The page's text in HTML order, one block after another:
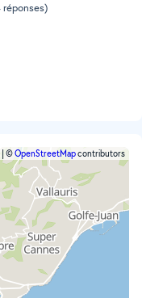
réponses)
©OpenStreetMapcontributors